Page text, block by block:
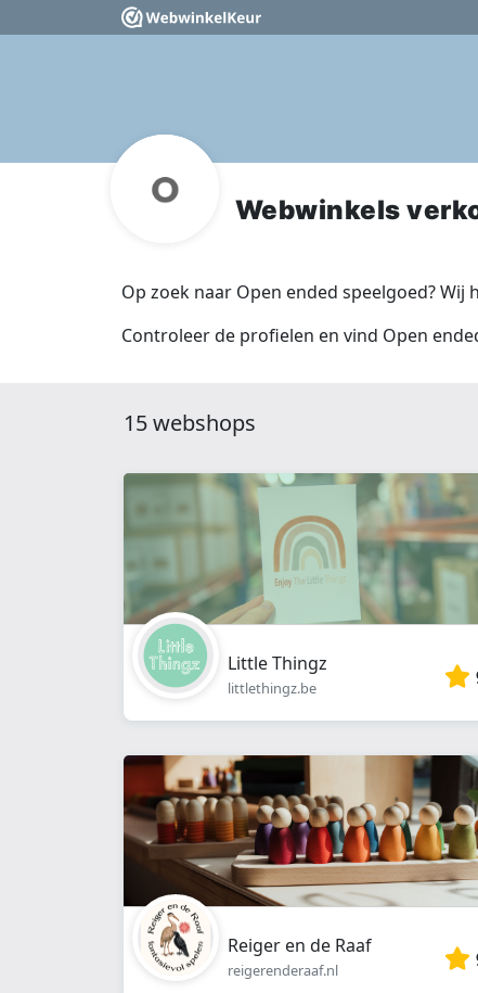
Webwinkels
Op zoek naar Open ended speelgoed?
Controleer de profielen en vind Open
15 webshops
Little Thingz
littlethingz.be
Reiger en de Raaf
reigerenderaaf.nl